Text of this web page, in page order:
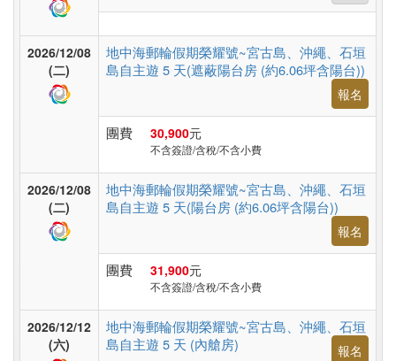
亞
韓
灣
2026/12/08
(二)
地中海郵輪假期榮耀號~宮古島、沖繩、石垣
島自主遊 5 天(遮蔽陽台房 (約6.06坪含陽台))
報名
團費 30,900元
不含簽證/含稅/不含小費
2026/12/08
(二)
地中海郵輪假期榮耀號~宮古島、沖繩、石垣
島自主遊 5 天(陽台房 (約6.06坪含陽台))
報名
團費 31,900元
不含簽證/含稅/不含小費
2026/12/12
(六)
地中海郵輪假期榮耀號~宮古島、沖繩、石垣
島自主遊 5 天 (內艙房)
報名